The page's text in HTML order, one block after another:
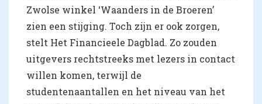
Zwolse winkel ‘Waanders in de Broeren’
zien een stijging. Toch zijn er ook zorgen,
stelt Het Financieele Dagblad. Zo zouden
uitgevers rechtstreeks met lezers in contact
willen komen, terwijl de
studentenaantallen en het niveau van het